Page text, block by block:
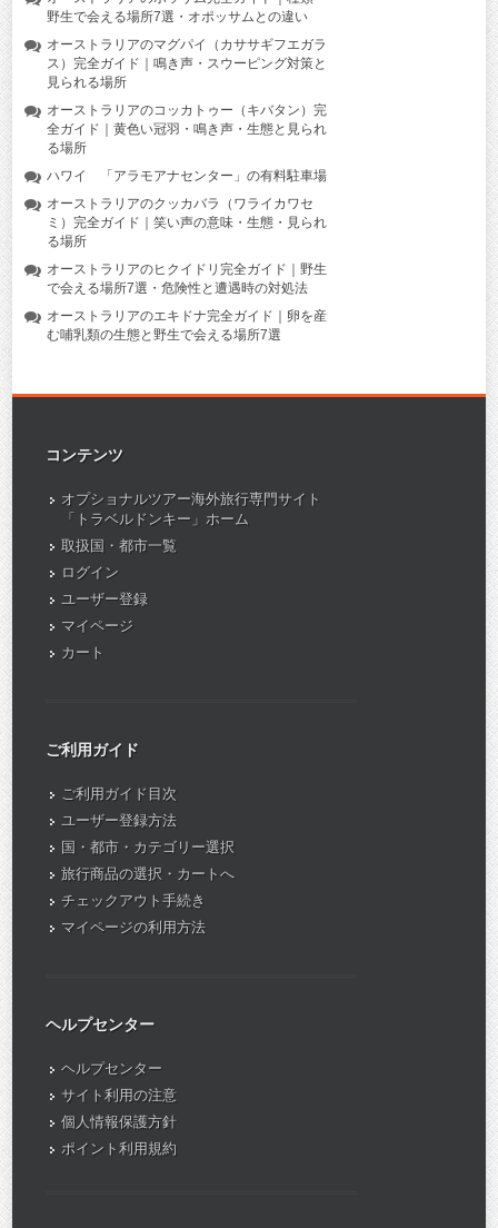
野生で会える場所7選・オポッサムとの違い
オーストラリアのマグパイ（カササギフエガラ
ス）完全ガイド｜鳴き声・スウーピング対策と
見られる場所
オーストラリアのコッカトゥー（キバタン）完
全ガイド｜黄色い冠羽・鳴き声・生態と見られ
る場所
ハワイ 「アラモアナセンター」の有料駐車場
オーストラリアのクッカバラ（ワライカワセ
ミ）完全ガイド｜笑い声の意味・生態・見られ
る場所
オーストラリアのヒクイドリ完全ガイド｜野生
で会える場所7選・危険性と遭遇時の対処法
オーストラリアのエキドナ完全ガイド｜卵を産
む哺乳類の生態と野生で会える場所7選
コンテンツ
オプショナルツアー海外旅行専門サイト
「トラベルドンキー」ホーム
取扱国・都市一覧
ログイン
ユーザー登録
マイページ
カート
ご利用ガイド
ご利用ガイド目次
ユーザー登録方法
国・都市・カテゴリー選択
旅行商品の選択・カートへ
チェックアウト手続き
マイページの利用方法
ヘルプセンター
ヘルプセンター
サイト利用の注意
個人情報保護方針
ポイント利用規約